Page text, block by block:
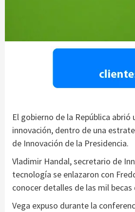
El gobierno de la República
innovación, dentro de una
de Innovación de la Presidencia.
Vladimir Handal, secretario de
tecnología se enlazaron con
conocer detalles de las mil
Vega expuso durante la